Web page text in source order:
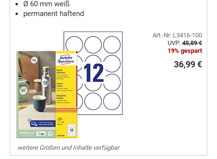
Ø 60 mm weiß
permanent haftend
Art.-Nr: L3416-100
UVP: 45,89 €
19% gespart
36,99 €
weitere Größen und Inhalte verfügbar